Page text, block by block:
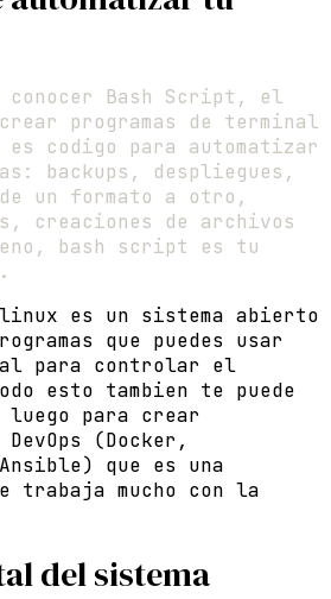
conocer Bash Script, el
programas de terminal
codigo para automatizar
backups, despliegues,
un formato a otro,
creaciones de archivos
bash script es tu
linux es un sistema abierto
que puedes usar
para controlar el
esto tambien te puede
luego para crear
(Docker,
que es una
trabaja mucho con la
del sistema